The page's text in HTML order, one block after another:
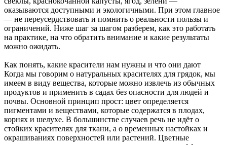
оказываются доступными и экологичными. При этом главное
— не переусердствовать и помнить о реальности пользы и
ограничений. Ниже шаг за шагом разберем, как это работать
на практике, на что обратить внимание и какие результаты
можно ожидать.
Как понять, какие красители нам нужны и что они дают
Когда мы говорим о натуральных красителях для грядок, мы
имеем в виду вещества, которые можно извлечь из обычных
продуктов и применить в садах без опасности для людей и
почвы. Основной принцип прост: цвет определяется
пигментами и веществами, которые содержатся в плодах,
корнях и шелухе. В большинстве случаев речь не идёт о
стойких красителях для ткани, а о временных настойках и
окрашиваниях поверхностей или растений. Цветные